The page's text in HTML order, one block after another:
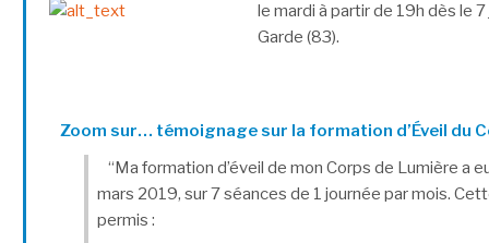
le mardi à partir de 19h dès le
Garde (83).
Zoom sur… témoignage sur la formation d’Éveil du
“Ma formation d’éveil de mon Corps de Lumière a
mars 2019, sur 7 séances de 1 journée par mois.
permis :